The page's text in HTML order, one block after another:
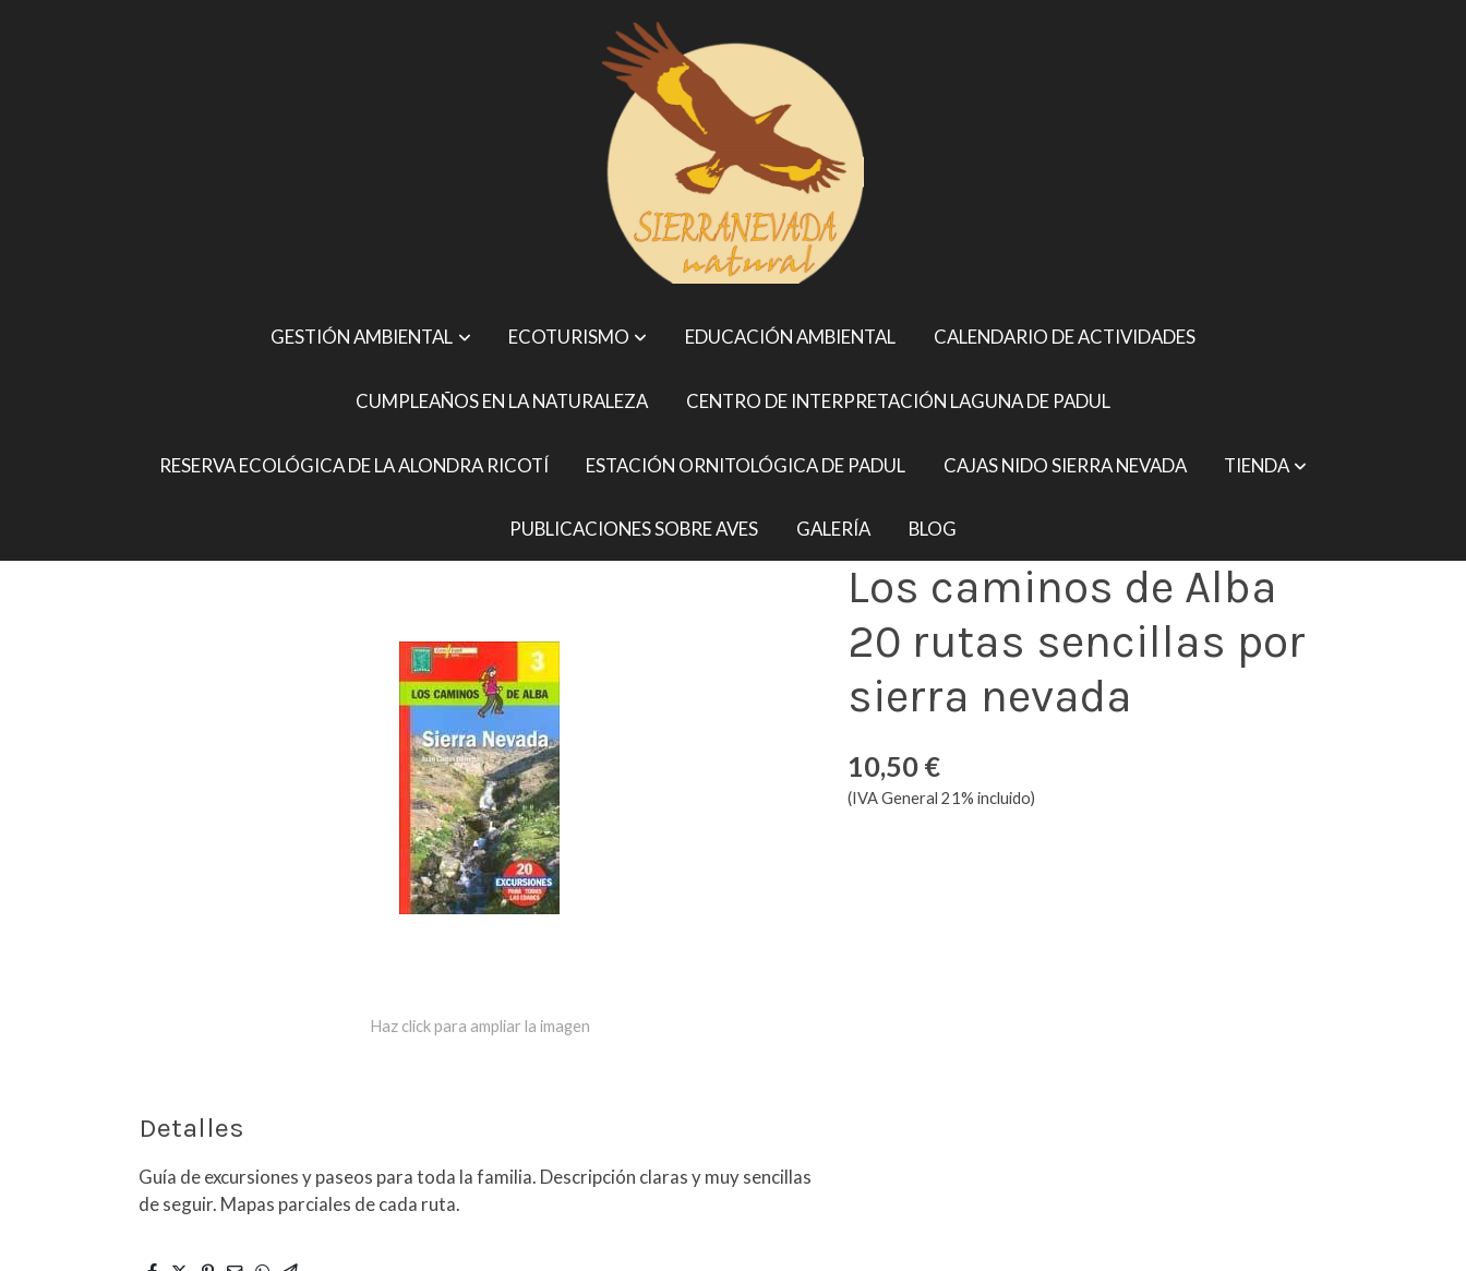
GESTIÓN AMBIENTAL ECOTURISMO EDUCACIÓN AMBIENTAL CALENDARIO DE ACTIVIDADES
CUMPLEAÑOS EN LA NATURALEZA CENTRO DE INTERPRETACIÓN LAGUNA DE PADUL
RESERVA ECOLÓGICA DE LA ALONDRA RICOTÍ ESTACIÓN ORNITOLÓGICA DE PADUL CAJAS NIDO SIERRA NEVADA TIENDA
PUBLICACIONES SOBRE AVES GALERÍA BLOG
Haz click para ampliar la imagen
Detalles
Guía de excursiones y paseos para toda la familia. Descripción claras y muy sencillas
de seguir. Mapas parciales de cada ruta.
Los caminos de Alba
20 rutas sencillas por
sierra nevada
10,50 €
(IVA General 21% incluido)